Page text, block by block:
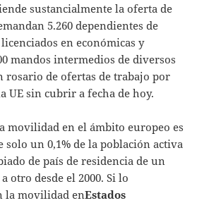
sustancialmente la oferta de
5.260 dependientes de
en económicas y
mandos intermedios de diversos
rosario de ofertas de trabajo por
UE sin cubrir a fecha de hoy.
movilidad en el ámbito europeo es
solo un 0,1% de la población activa
de país de residencia de un
otro desde el 2000. Si lo
la movilidad enEstados